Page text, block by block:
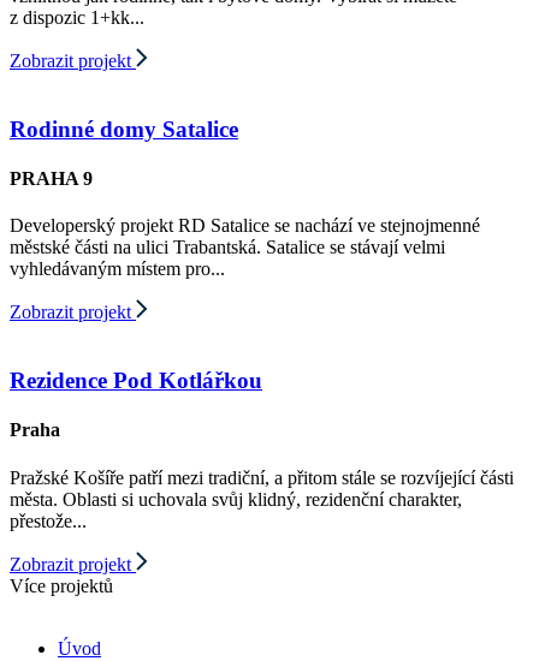
z dispozic 1+kk...
Zobrazit projekt
Rodinné domy Satalice
PRAHA 9
Developerský projekt RD Satalice se nachází ve stejnojmenné
městské části na ulici Trabantská. Satalice se stávají velmi
vyhledávaným místem pro...
Zobrazit projekt
Rezidence Pod Kotlářkou
Praha
Pražské Košíře patří mezi tradiční, a přitom stále se rozvíjející části
města. Oblasti si uchovala svůj klidný, rezidenční charakter,
přestože...
Zobrazit projekt
Více projektů
Úvod